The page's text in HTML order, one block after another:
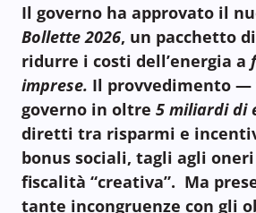
Il governo ha approvato il
Bollette 2026, un pacchetto
ridurre i costi dell’energia a
imprese. Il provvedimento —
governo in oltre 5 miliardi di
diretti tra risparmi e
bonus sociali, tagli agli
fiscalità “creativa”. Ma
tante incongruenze con gli